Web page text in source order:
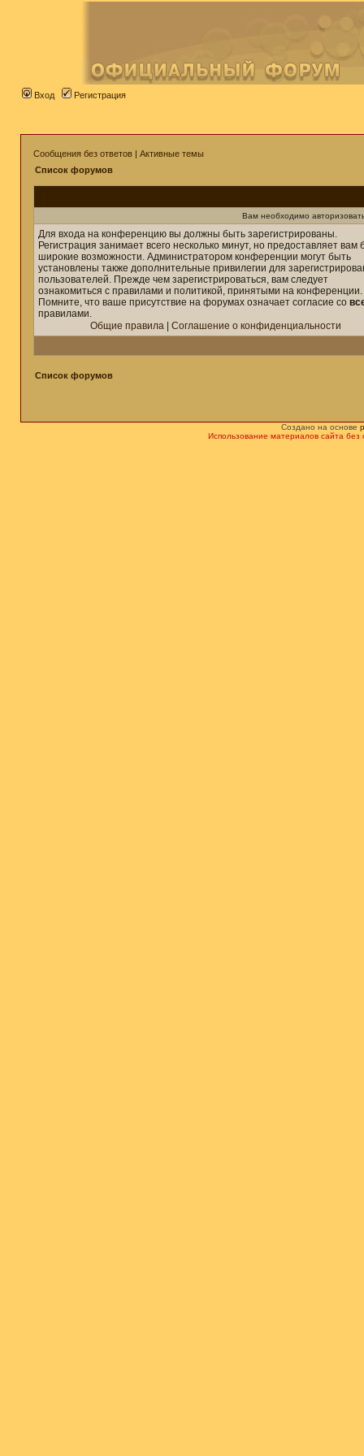
Вход Регистрация
Сообщения без ответов | Активные темы
Список форумов
Вам необходимо
Для входа на конференцию вы должны быть зарегистрированы.
Регистрация занимает всего несколько минут, но предоставляет вам
широкие возможности. Администратором конференции могут быть
установлены также дополнительные привилегии для
пользователей. Прежде чем зарегистрироваться, вам следует
ознакомиться с правилами и политикой, принятыми на конференции.
Помните, что ваше присутствие на форумах означает согласие со
правилами.
Общие правила
Соглашение о конфиденциальности
Список форумов
Создано на основе
Использование материалов сайта